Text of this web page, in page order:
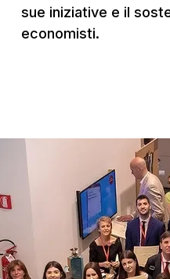
sue iniziative e il
economisti.